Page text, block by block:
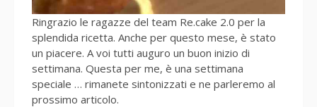
Ringrazio le ragazze del team Re.cake 2.0 per la
splendida ricetta. Anche per questo mese, è stato
un piacere. A voi tutti auguro un buon inizio di
settimana. Questa per me, è una settimana
speciale … rimanete sintonizzati e ne parleremo al
prossimo articolo.